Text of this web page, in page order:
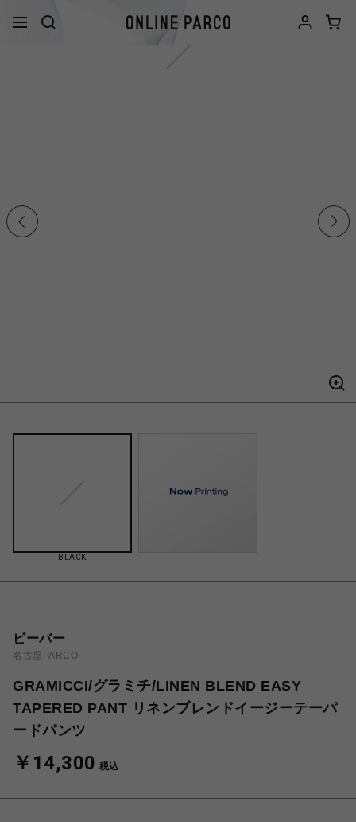
BLACK
ビーバー
名古屋PARCO
GRAMICCI/グラミチ/LINEN BLEND EASY
TAPERED PANT リネンブレンドイージーテーパ
ードパンツ
￥14,300 税込